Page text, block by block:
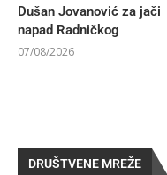
Dušan Jovanović za jači
napad Radničkog
07/08/2026
DRUŠTVENE MREŽE